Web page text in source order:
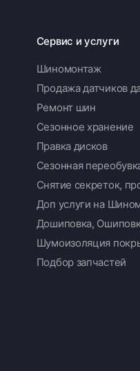
Сервис и услуги
Шиномонтаж
Продажа датчиков
Ремонт шин
Сезонное хранение
Правка дисков
Сезонная
Снятие секреток,
Доп услуги на
Дошиповка,
Шумоизоляция
Подбор запчастей